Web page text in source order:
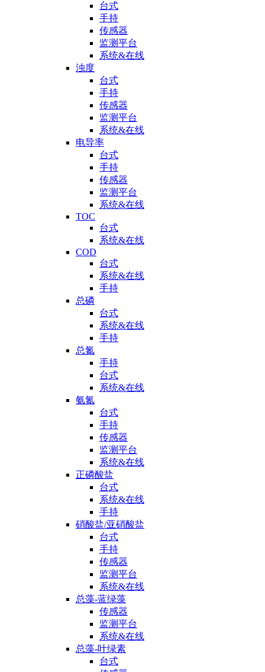
台式
手持
传感器
监测平台
系统&在线
浊度
台式
手持
传感器
监测平台
系统&在线
电导率
台式
手持
传感器
监测平台
系统&在线
TOC
台式
系统&在线
COD
台式
系统&在线
手持
总磷
台式
系统&在线
手持
总氮
手持
台式
系统&在线
氨氮
台式
手持
传感器
监测平台
系统&在线
正磷酸盐
台式
系统&在线
手持
硝酸盐/亚硝酸盐
台式
手持
传感器
监测平台
系统&在线
总藻-蓝绿藻
传感器
监测平台
系统&在线
总藻-叶绿素
台式